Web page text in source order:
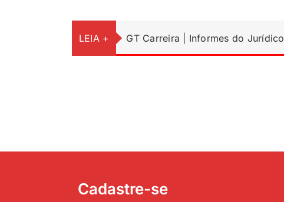
LEIA + GT Carreira | Informes do Jurídico
Cadastre-se